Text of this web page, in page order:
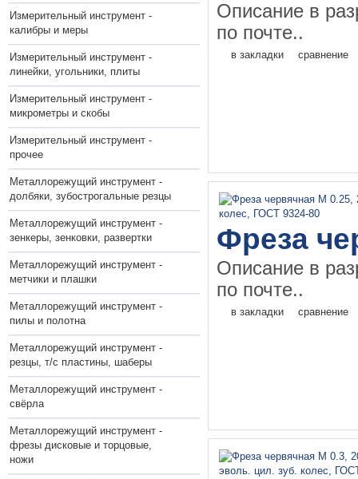
Измерительный инструмент -
калибры и меры
Измерительный инструмент -
линейки, угольники, плиты
Измерительный инструмент -
микрометры и скобы
Измерительный инструмент -
прочее
Металлорежущий инструмент -
долбяки, зубострогальные резцы
Металлорежущий инструмент -
зенкеры, зенковки, развертки
Металлорежущий инструмент -
метчики и плашки
Металлорежущий инструмент -
пилы и полотна
Металлорежущий инструмент -
резцы, т/с пластины, шаберы
Металлорежущий инструмент -
свёрла
Металлорежущий инструмент -
фрезы дисковые и торцовые,
ножи
Описание в
по почте..
в закладки сравнение
Фреза
Описание в
по почте..
в закладки сравнение